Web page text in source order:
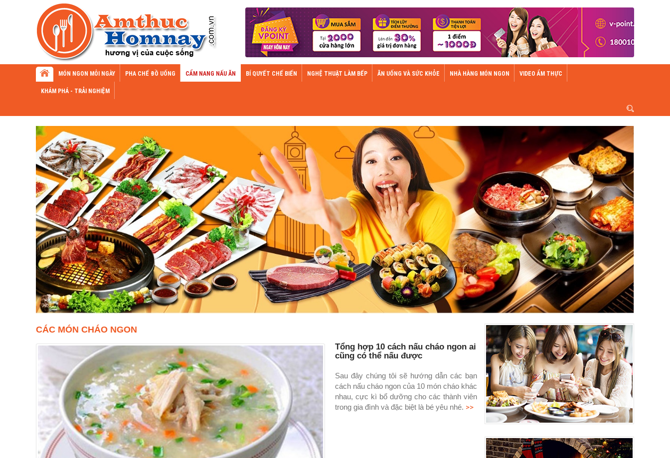
MÓN NGON MỖI NGÀY PHA CHẾ ĐỒ UỐNG CẨM NANG NẤU ĂN BÍ QUYẾT CHẾ BIẾN NGHỆ THUẬT LÀM BẾP ĂN UỐNG VÀ SỨC KHỎE NHÀ HÀNG MÓN NGON VIDEO ẨM THỰC
KHÁM PHÁ - TRẢI NGHIỆM
CÁC MÓN CHÁO NGON
Tổng hợp 10 cách nấu cháo ngon ai
cũng có thể nấu được
Sau đây chúng tôi sẽ hướng dẫn các bạn
cách nấu cháo ngon của 10 món cháo khác
nhau, cực kì bổ dưỡng cho các thành viên
trong gia đình và đặc biệt là bé yêu nhé. >>